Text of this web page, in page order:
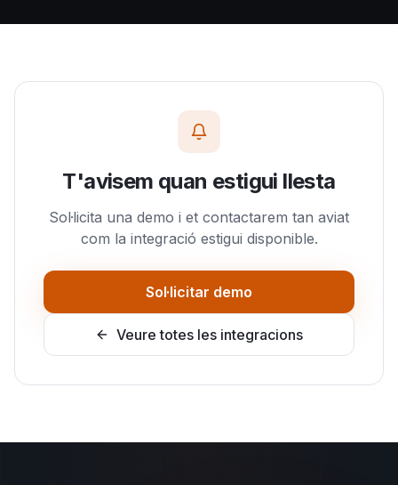
T'avisem quan estigui llesta
Sol·licita una demo i et contactarem tan aviat
com la integració estigui disponible.
Sol·licitar demo
Veure totes les integracions